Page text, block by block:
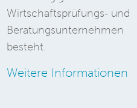
Wirtschaftsprüfungs- und
Beratungsunternehmen
besteht.
Weitere Informationen